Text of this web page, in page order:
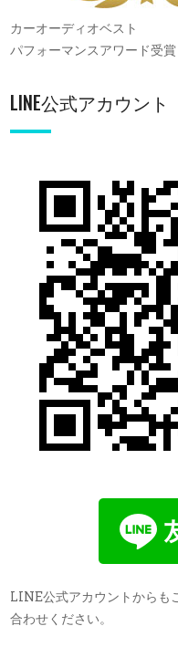
カーオーディオベスト
パフォーマンスアワード受賞
LINE公式アカウント
LINE公式アカウントからも
合わせください。